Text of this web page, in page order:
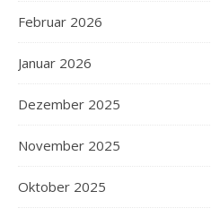
Februar 2026
Januar 2026
Dezember 2025
November 2025
Oktober 2025